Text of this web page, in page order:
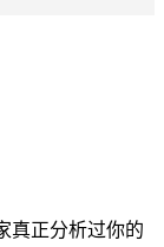
真正分析过你的